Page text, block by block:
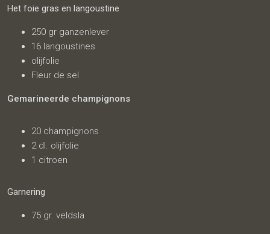
Het foie gras en langoustine
250 gr ganzenlever
16 langoustines
olijfolie
Fleur de sel
Gemarineerde champignons
20 champignons
2 dl. olijfolie
1 citroen
Garnering
75 gr. veldsla